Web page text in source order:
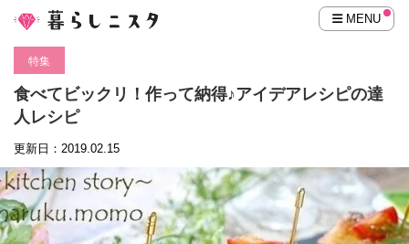
MENU
特集
食べてビックリ！作って納得♪アイデアレシピの達
人レシピ
更新日：2019.02.15